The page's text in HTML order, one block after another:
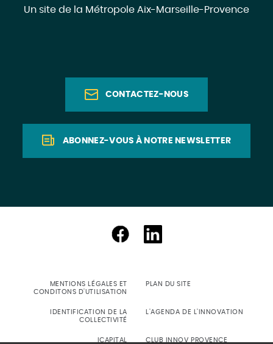
Un site de la Métropole Aix-Marseille-Provence
CONTACTEZ-NOUS
ABONNEZ-VOUS À NOTRE NEWSLETTER
MENTIONS LÉGALES ET
CONDITONS D'UTILISATION
PLAN DU SITE
IDENTIFICATION DE LA
COLLECTIVITÉ
L'AGENDA DE L'INNOVATION
ICAPITAL CLUB INNOV PROVENCE